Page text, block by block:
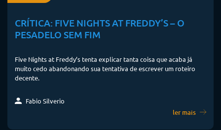
CRÍTICA: FIVE NIGHTS AT FREDDY’S – O
PESADELO SEM FIM
Five Nights at Freddy’s tenta explicar tanta coisa que acaba já
muito cedo abandonando sua tentativa de escrever um roteiro
decente.
Fabio Silverio
ler mais